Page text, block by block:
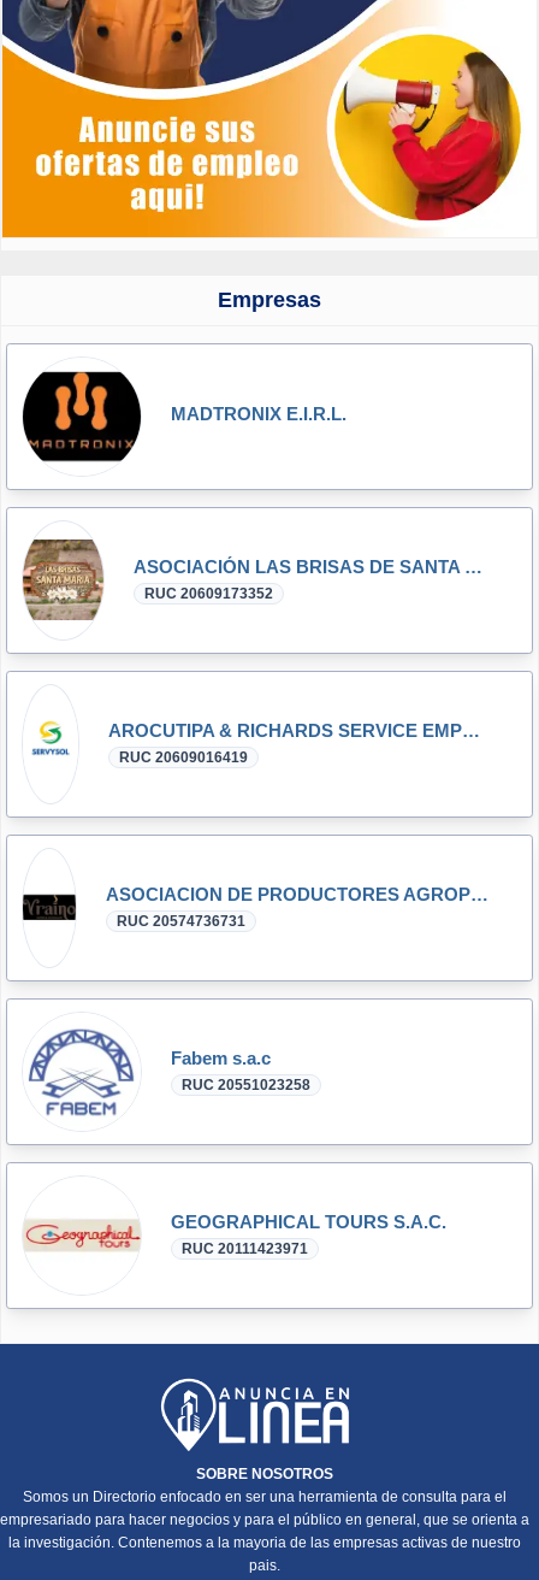
Empresas
MADTRONIX E.I.R.L.
ASOCIACIÓN LAS BRISAS DE SANTA MARIA SAN MARCOS
RUC 20609173352
AROCUTIPA & RICHARDS SERVICE EMPRESA INDIVIDUAL DE RESPONSABILIDAD LIMITADA
RUC 20609016419
ASOCIACION DE PRODUCTORES AGROPECUARIOS E INDUSTRIALES DE LAS ALTURAS DE VRAE
RUC 20574736731
Fabem s.a.c
RUC 20551023258
GEOGRAPHICAL TOURS S.A.C.
RUC 20111423971
SOBRE NOSOTROS
Somos un Directorio enfocado en ser una herramienta de consulta para el
empresariado para hacer negocios y para el público en general, que se orienta a
la investigación. Contenemos a la mayoria de las empresas activas de nuestro
pais.